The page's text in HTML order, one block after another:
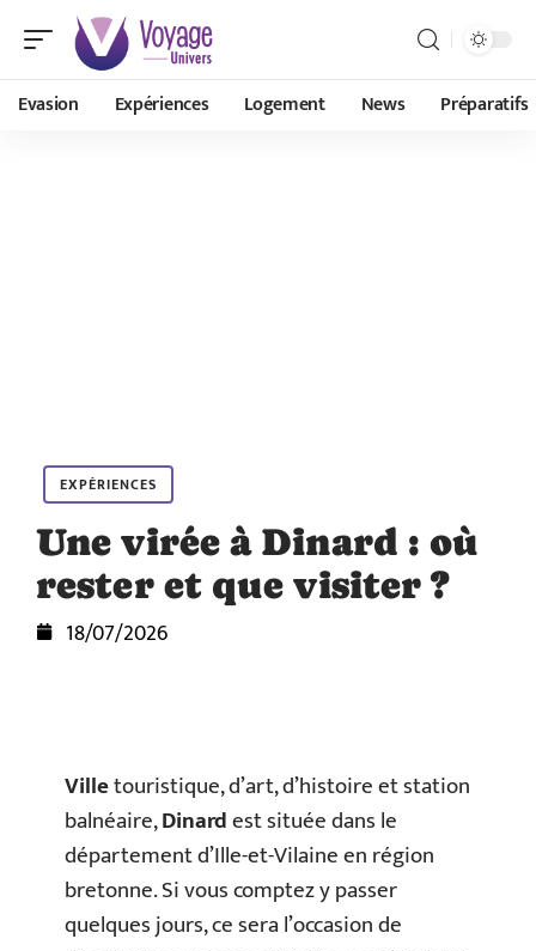
Evasion Expériences Logement News Préparatifs
EXPÉRIENCES
Une virée à Dinard : où
rester et que visiter ?
18/07/2026
Villetouristique, d’art, d’histoire et station
balnéaire,Dinardest située dans le
département d’Ille-et-Vilaine en région
bretonne. Si vous comptez y passer
quelques jours, ce sera l’occasion de